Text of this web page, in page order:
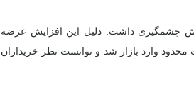
پلی استیشن 5 در ژاپن جهش چشمگیری داشت. دلیل این افزایش عرضه
وارد بازار شد و توانست نظر خریداران